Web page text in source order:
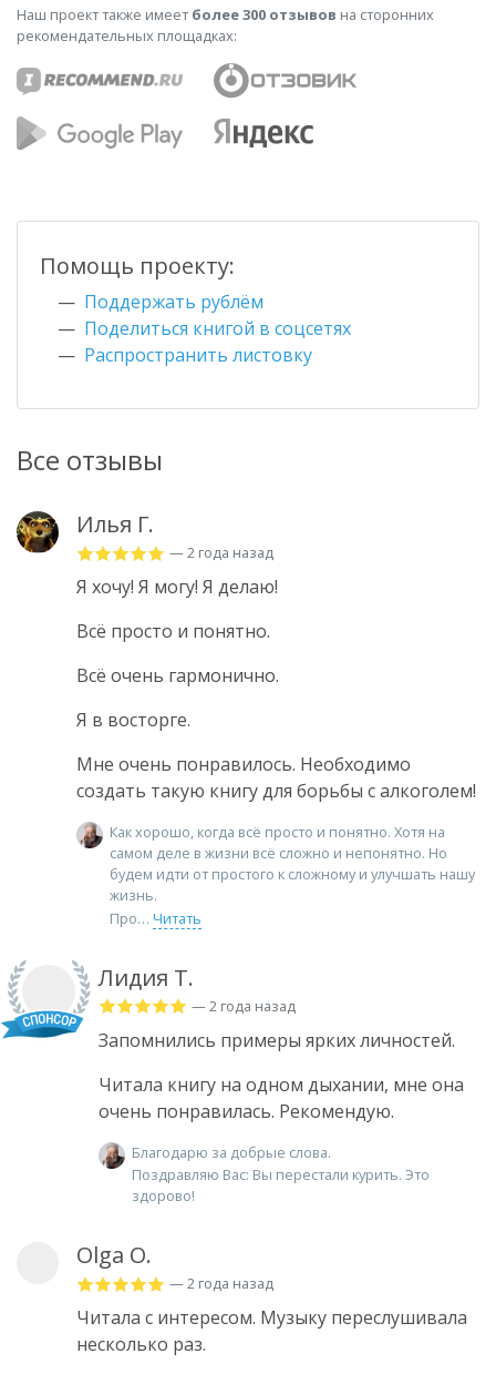
Все отзывы
Илья Г.
— 2 года назад
Я хочу! Я могу! Я делаю!
Всё просто и понятно.
Всё очень гармонично.
Я в восторге.
Мне очень понравилось. Необходимо
создать такую книгу для борьбы с алкоголем!
Как хорошо, когда всё просто и понятно. Хотя на
самом деле в жизни всё сложно и непонятно. Но
будем идти от простого к сложному и улучшать нашу
жизнь.
Про
Читать
Лидия Т.
— 2 года назад
Запомнились примеры ярких личностей.
Читала книгу на одном дыхании, мне она
очень понравилась. Рекомендую.
Благодарю за добрые слова.
Поздравляю Вас: Вы перестали курить. Это
здорово!
Olga O.
— 2 года назад
Читала с интересом. Музыку переслушивала
несколько раз.
Наш проект также имеетболее 300 отзывов на сторонних
рекомендательных площадках:
Помощь проекту:
Поддержать рублём
Поделиться книгой в соцсетях
Распространить листовку